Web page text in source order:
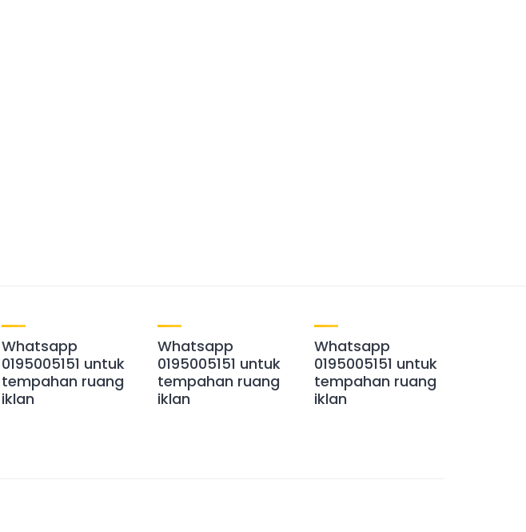
Whatsapp
0195005151 untuk
tempahan ruang
iklan
Whatsapp
0195005151 untuk
tempahan ruang
iklan
Whatsapp
0195005151 untuk
tempahan ruang
iklan